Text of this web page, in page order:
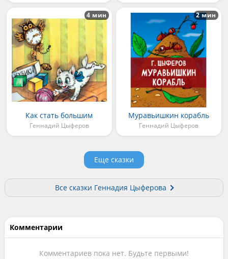
Как стать большим
Геннадий Цыферов
4 мин
Муравьишкин корабль
Геннадий Цыферов
2 мин
Еще сказки
Все сказки Геннадия Цыферова
Комментарии
Комментариев пока нет. Будьте первыми!